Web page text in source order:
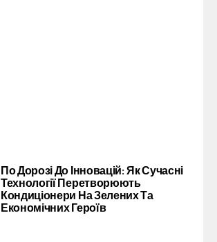
По Дорозі До Інновацій: Як Сучасні
Технології Перетворюють
Кондиціонери На Зелених Та
Економічних Героїв